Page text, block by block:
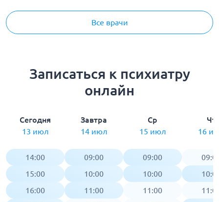
Все врачи
Записаться к психиатру
онлайн
Сегодня
13 июл
14:00
15:00
16:00
Завтра
14 июл
09:00
10:00
11:00
Ср
15 июл
09:00
10:00
11:00
Чт
16